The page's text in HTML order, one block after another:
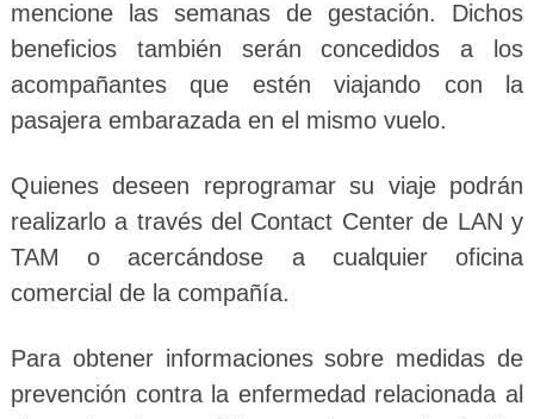
mencione las semanas de gestación. Dichos
beneficios también serán concedidos a los
acompañantes que estén viajando con la
pasajera embarazada en el mismo vuelo.
Quienes deseen reprogramar su viaje podrán
realizarlo a través del Contact Center de LAN y
TAM o acercándose a cualquier oficina
comercial de la compañía.
Para obtener informaciones sobre medidas de
prevención contra la enfermedad relacionada al